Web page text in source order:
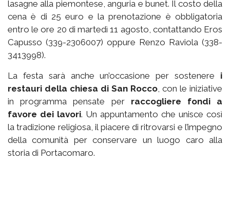
lasagne alla piemontese, anguria e bunet. Il costo della
cena è di 25 euro e la prenotazione è obbligatoria
entro le ore 20 di martedì 11 agosto, contattando Eros
Capusso (339-2306007) oppure Renzo Raviola (338-
3413998).
La festa sarà anche un’occasione per sostenere i
restauri della chiesa di San Rocco , con le iniziative
in programma pensate per raccogliere fondi a
favore dei lavori. Un appuntamento che unisce così
la tradizione religiosa, il piacere di ritrovarsi e l’impegno
della comunità per conservare un luogo caro alla
storia di Portacomaro.